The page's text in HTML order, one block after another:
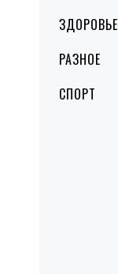
ЗДОРОВЬЕ
РАЗНОЕ
СПОРТ